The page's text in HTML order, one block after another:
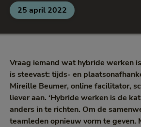
25 april 2022
Vraag iemand wat hybride werken
is steevast: tijds- en
Mireille Beumer, online facilitator,
liever aan. ‘Hybride werken is de
anders in te richten. Om de
teamleden opnieuw vorm te geven.